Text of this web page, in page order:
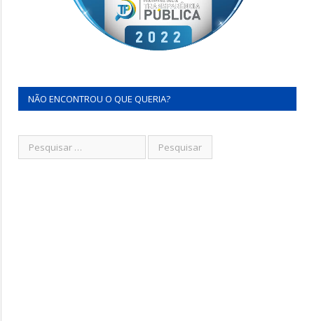
NÃO ENCONTROU O QUE QUERIA?